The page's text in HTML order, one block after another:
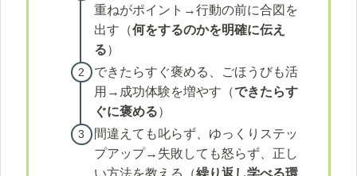
重ねがポイント→行動の前に合図を
出す（何をするのかを明確に伝え
る）
できたらすぐ褒める、ごほうびも活
用→成功体験を増やす（できたらす
ぐに褒める）
間違えても叱らず、ゆっくりステッ
プアップ→失敗しても怒らず、正し